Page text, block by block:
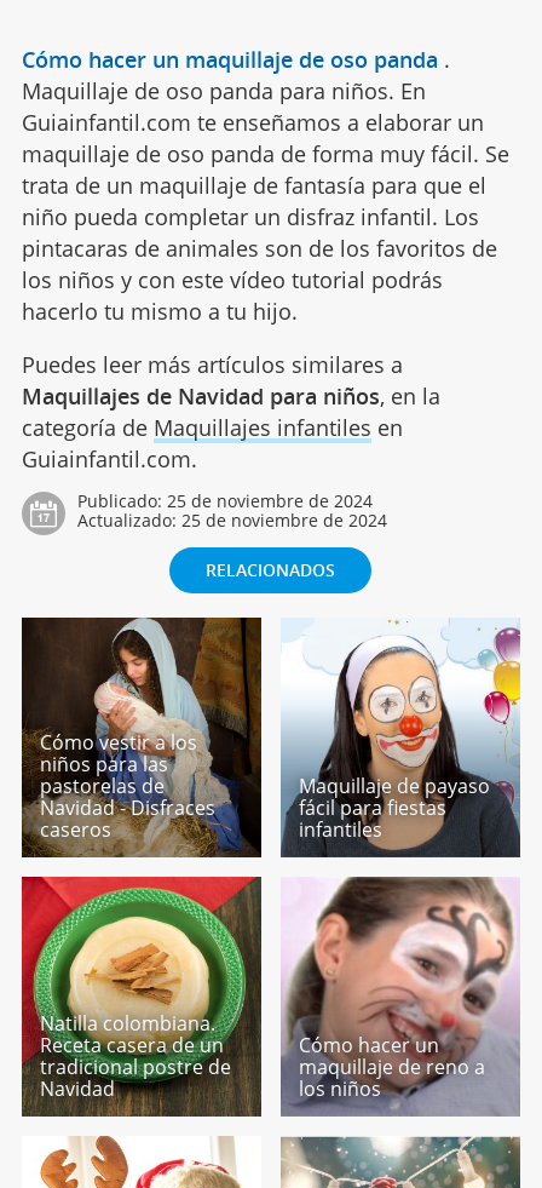
Cómo hacer un maquillaje de oso panda .
Maquillaje de oso panda para niños. En
Guiainfantil.com te enseñamos a elaborar un
maquillaje de oso panda de forma muy fácil. Se
trata de un maquillaje de fantasía para que el
niño pueda completar un disfraz infantil. Los
pintacaras de animales son de los favoritos de
los niños y con este vídeo tutorial podrás
hacerlo tu mismo a tu hijo.
Puedes leer más artículos similares a
Maquillajes de Navidad para niños, en la
categoría de Maquillajes infantiles en
Guiainfantil.com.
Publicado: 25 de noviembre de 2024
Actualizado: 25 de noviembre de 2024
RELACIONADOS
Cómo vestir a los
niños para las
pastorelas de
Navidad - Disfraces
caseros
Maquillaje de payaso
fácil para fiestas
infantiles
Natilla colombiana.
Receta casera de un
tradicional postre de
Navidad
Cómo hacer un
maquillaje de reno a
los niños